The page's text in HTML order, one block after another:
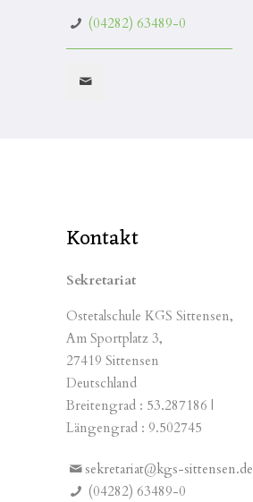
(04282) 63489-0
Kontakt
Sekretariat
Ostetalschule KGS Sittensen,
Am Sportplatz 3,
27419 Sittensen
Deutschland
Breitengrad : 53.287186 |
Längengrad : 9.502745
sekretariat@kgs-sittensen.de
(04282) 63489-0